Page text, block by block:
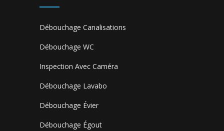
Débouchage Canalisations
Débouchage WC
Inspection Avec Caméra
Débouchage Lavabo
Débouchage Évier
Débouchage Égout